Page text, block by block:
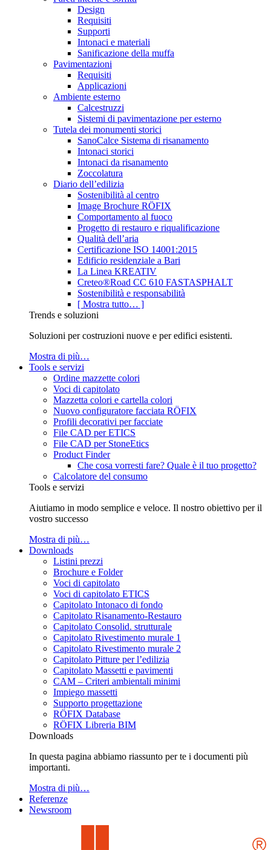
Design
Requisiti
Supporti
Intonaci e materiali
Sanificazione della muffa
Pavimentazioni
Requisiti
Applicazioni
Ambiente esterno
Calcestruzzi
Sistemi di pavimentazione per esterno
Tutela dei monumenti storici
SanoCalce Sistema di risanamento
Intonaci storici
Intonaci da risanamento
Zoccolatura
Diario dell’edilizia
Sostenibilità al centro
Image Brochure RÖFIX
Comportamento al fuoco
Progetto di restauro e riqualificazione
Qualità dell’aria
Certificazione ISO 14001:2015
Edificio residenziale a Bari
La Linea KREATIV
Creteo®Road CC 610 FASTASPHALT
Sostenibilità e responsabilità
[ Mostra tutto… ]
Trends e soluzioni
Soluzioni per costruzioni nuove e per edifici esistenti.
Mostra di più…
Tools e servizi
Ordine mazzette colori
Voci di capitolato
Mazzetta colori e cartella colori
Nuovo configuratore facciata RÖFIX
Profili decorativi per facciate
File CAD per ETICS
File CAD per StoneEtics
Product Finder
Che cosa vorresti fare? Quale è il tuo progetto?
Calcolatore del consumo
Tools e servizi
Aiutiamo in modo semplice e veloce. Il nostro obiettivo per il
vostro successo
Mostra di più…
Downloads
Listini prezzi
Brochure e Folder
Voci di capitolato
Voci di capitolato ETICS
Capitolato Intonaco di fondo
Capitolato Risanamento-Restauro
Capitolato Consolid. strutturale
Capitolato Rivestimento murale 1
Capitolato Rivestimento murale 2
Capitolato Pitture per l’edilizia
Capitolato Massetti e pavimenti
CAM – Criteri ambientali minimi
Impiego massetti
Supporto progettazione
RÖFIX Database
RÖFIX Libreria BIM
Downloads
In questa pagina abbiamo riassunto per te i documenti più
importanti.
Mostra di più…
Referenze
Newsroom